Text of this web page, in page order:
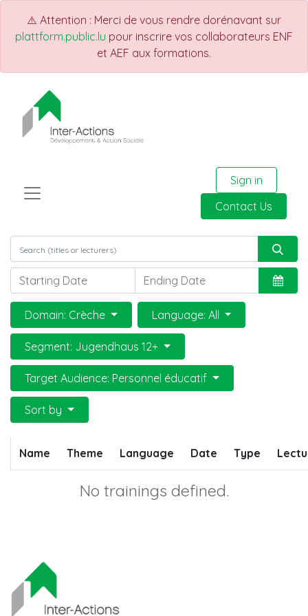
⚠️ Attention : Merci de vous rendre dorénavant sur
plattform.public.lu pour inscrire vos collaborateurs ENF
et AEF aux formations.
Sign in
Contact Us
Domain: Crèche Language: All
Segment: Jugendhaus 12+
Target Audience: Personnel éducatif
Sort by
Name Theme Language Date Type
No trainings defined.